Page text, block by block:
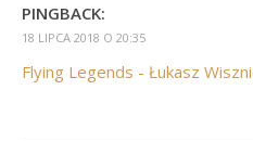
PINGBACK:
18 LIPCA 2018 O 20:35
Flying Legends - Łukasz